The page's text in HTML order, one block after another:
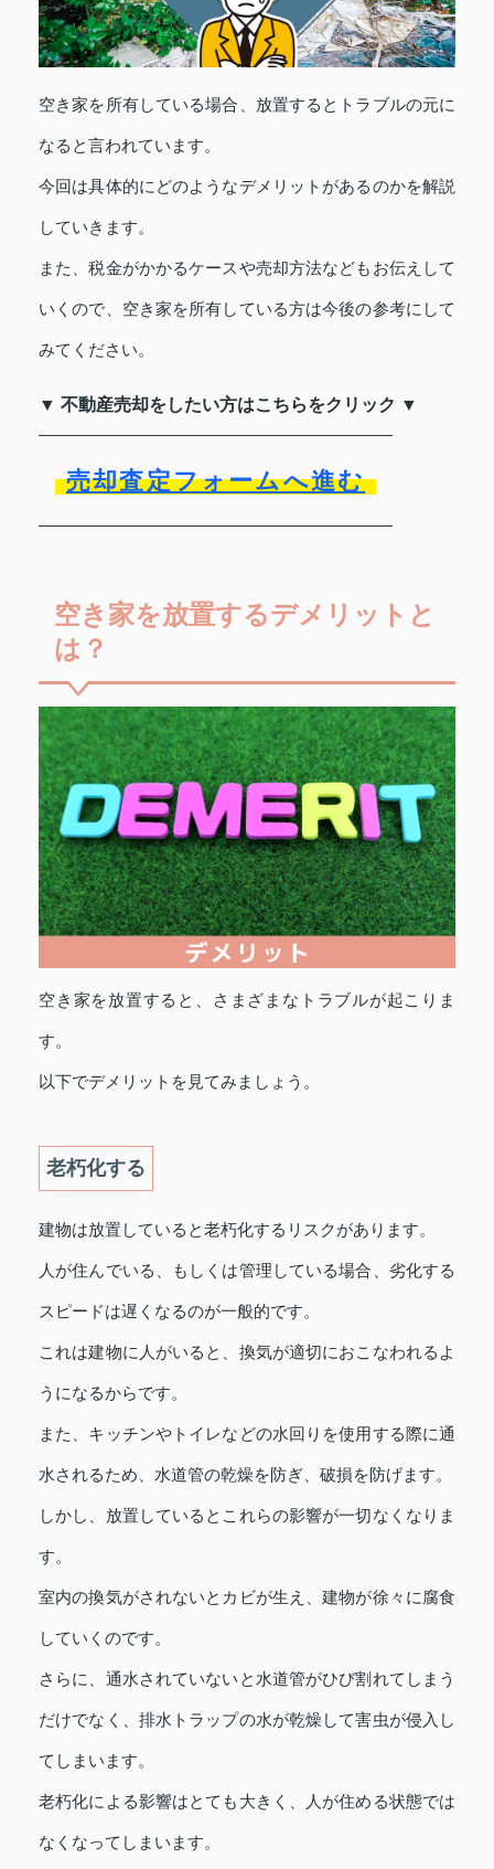
空き家を所有している場合、放置するとトラブルの元に
なると言われています。
今回は具体的にどのようなデメリットがあるのかを解説
していきます。
また、税金がかかるケースや売却方法などもお伝えして
いくので、空き家を所有している方は今後の参考にして
みてください。
▼ 不動産売却をしたい方はこちらをクリック ▼
売却査定フォームへ進む
空き家を放置するデメリットと
は？
空き家を放置すると、さまざまなトラブルが起こりま
す。
以下でデメリットを見てみましょう。
老朽化する
建物は放置していると老朽化するリスクがあります。
人が住んでいる、もしくは管理している場合、劣化する
スピードは遅くなるのが一般的です。
これは建物に人がいると、換気が適切におこなわれるよ
うになるからです。
また、キッチンやトイレなどの水回りを使用する際に通
水されるため、水道管の乾燥を防ぎ、破損を防げます。
しかし、放置しているとこれらの影響が一切なくなりま
す。
室内の換気がされないとカビが生え、建物が徐々に腐食
していくのです。
さらに、通水されていないと水道管がひび割れてしまう
だけでなく、排水トラップの水が乾燥して害虫が侵入し
てしまいます。
老朽化による影響はとても大きく、人が住める状態では
なくなってしまいます。